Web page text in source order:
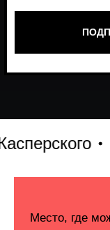
S7
работает и